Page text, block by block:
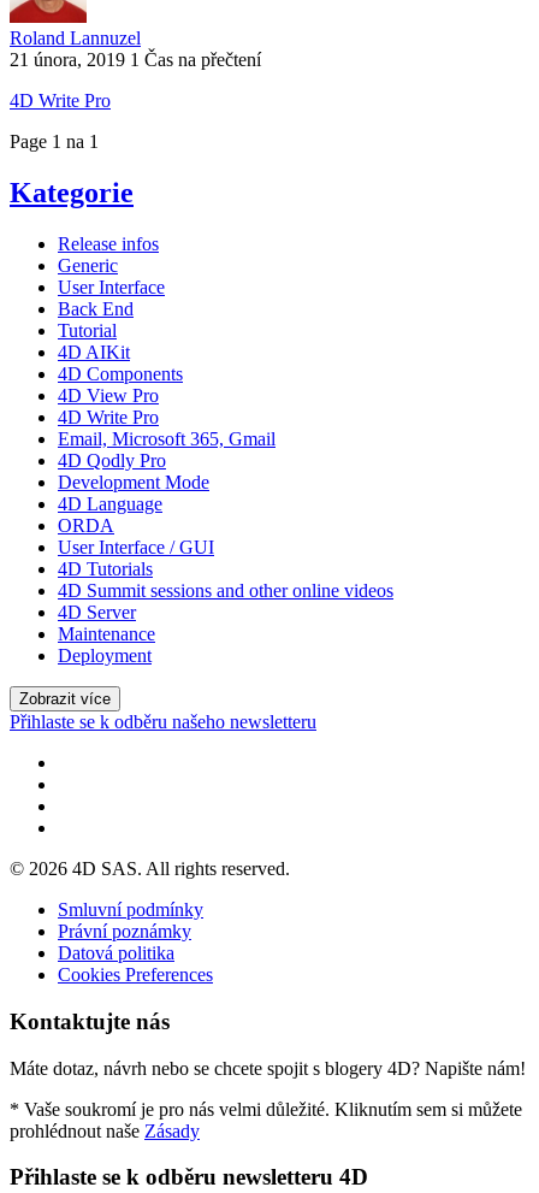
Roland Lannuzel
21 února, 2019 1 Čas na přečtení
4D Write Pro
Page 1 na 1
Kategorie
Release infos
Generic
User Interface
Back End
Tutorial
4D AIKit
4D Components
4D View Pro
4D Write Pro
Email, Microsoft 365, Gmail
4D Qodly Pro
Development Mode
4D Language
ORDA
User Interface / GUI
4D Tutorials
4D Summit sessions and other online videos
4D Server
Maintenance
Deployment
Zobrazit více
Přihlaste se k odběru našeho newsletteru
© 2026 4D SAS. All rights reserved.
Smluvní podmínky
Právní poznámky
Datová politika
Cookies Preferences
Kontaktujte nás
Máte dotaz, návrh nebo se chcete spojit s blogery 4D? Napište nám!
* Vaše soukromí je pro nás velmi důležité. Kliknutím sem si můžete
prohlédnout naše Zásady
Přihlaste se k odběru newsletteru 4D